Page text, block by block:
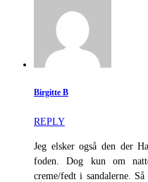
Birgitte B
REPLY
Jeg elsker også den der
foden. Dog kun om
creme/fedt i sandalerne.